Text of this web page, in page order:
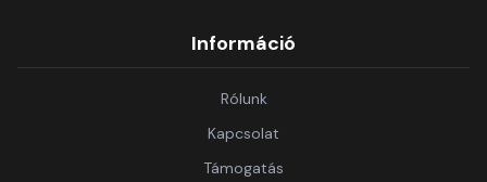
Információ
Rólunk
Kapcsolat
Támogatás